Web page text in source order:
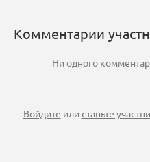
Комментарии
Ни одного
Войдите илистаньте